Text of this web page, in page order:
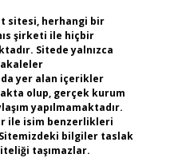
sitesi, herhangi bir
şirketi ile hiçbir
Sitede yalnızca
yer alan içerikler
olup, gerçek kurum
yapılmamaktadır.
ile isim benzerlikleri
bilgiler taslak
taşımazlar.